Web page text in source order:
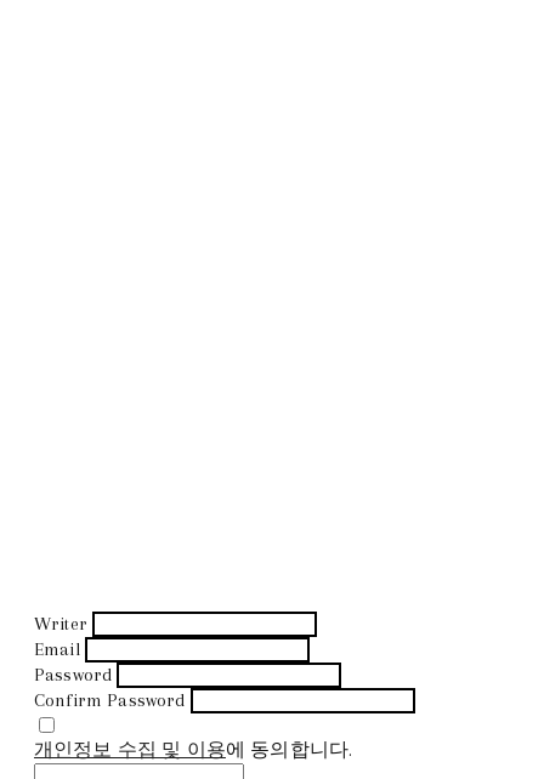
Writer
Email
Password
Confirm Password
개인정보 수집 및 이용에 동의합니다.